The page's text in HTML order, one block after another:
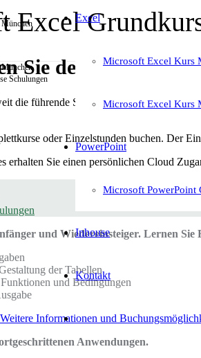
München
München
Schulungen
Excel
Microsoft Excel Kurs
Microsoft Excel Kurs
PowerPoint
Microsoft PowerPoint
Inhouse
Kontakt
Sie den richtigen
die führende Software für
oder Einzelstunden buchen. Der
erhalten Sie einen persönlichen Cloud
und Wiedereinsteiger. Lernen Sie
der Tabellen
und Bedingungen
Informationen und
Anwendungen.